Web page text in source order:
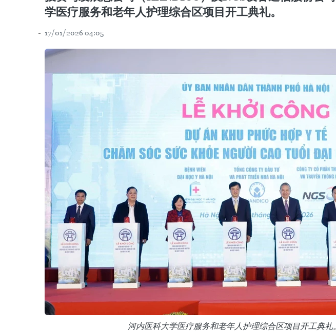
学医疗服务和老年人护理综合区项目开工典礼。
17/01/2026 04:05
河内医科大学医疗服务和老年人护理综合区项目开工典礼